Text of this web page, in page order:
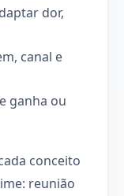
dor,
canal e
ganha ou
conceito
reunião